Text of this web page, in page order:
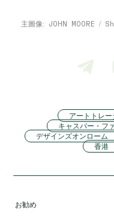
主圖像: JOHN MOORE
アートトレー
キャスパー・フ
デザインズオンローム
香港
お勧め